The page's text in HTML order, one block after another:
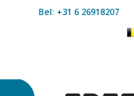
Bel: +31 6 26918207